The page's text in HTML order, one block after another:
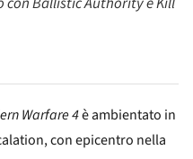
Warfare 4è ambientato in
con epicentro nella